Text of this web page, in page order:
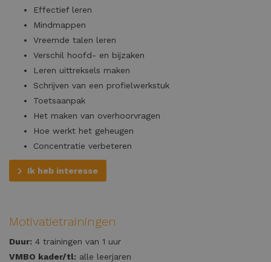
Effectief leren
Mindmappen
Vreemde talen leren
Verschil hoofd- en bijzaken
Leren uittreksels maken
Schrijven van een profielwerkstuk
Toetsaanpak
Het maken van overhoorvragen
Hoe werkt het geheugen
Concentratie verbeteren
Ik heb interesse
Motivatietrainingen
Duur: 4 trainingen van 1 uur
VMBO kader/tl: alle leerjaren